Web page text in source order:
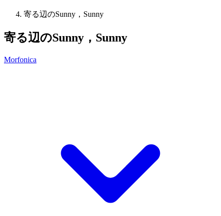
寄る辺のSunny，Sunny
寄る辺のSunny，Sunny
Morfonica